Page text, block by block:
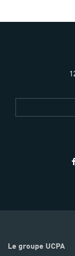
Le groupe UCPA